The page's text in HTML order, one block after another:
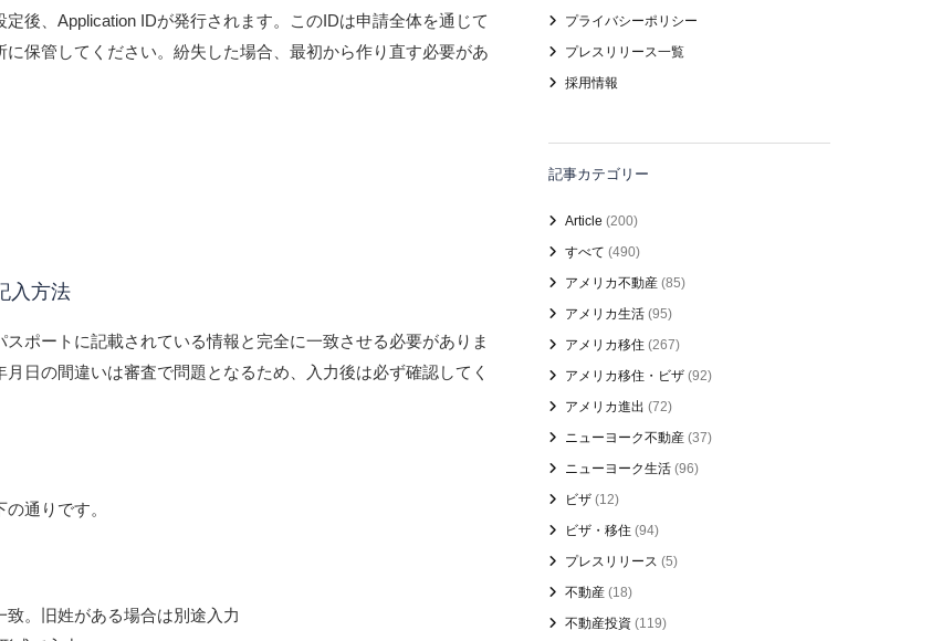
後、Application IDが発行されます。このIDは申請全体を通じて
に保管してください。紛失した場合、最初から作り直す必要があ
入方法
ポートに記載されている情報と完全に一致させる必要がありま
日の間違いは審査で問題となるため、入力後は必ず確認してく
通りです。
致。旧姓がある場合は別途入力
プライバシーポリシー
プレスリリース一覧
採用情報
記事カテゴリー
Article (200)
すべて (490)
アメリカ不動産 (85)
アメリカ生活 (95)
アメリカ移住 (267)
アメリカ移住・ビザ (92)
アメリカ進出 (72)
ニューヨーク不動産 (37)
ニューヨーク生活 (96)
ビザ (12)
ビザ・移住 (94)
プレスリリース (5)
不動産 (18)
不動産投資 (119)